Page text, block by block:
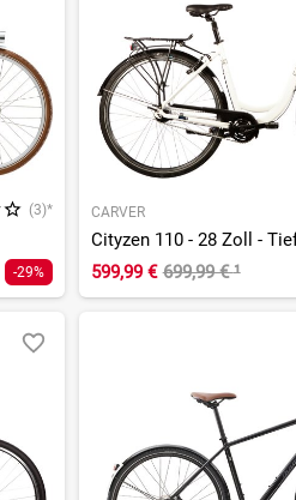
(3)*
-29%
CARVER
Cityzen 110 - 28 Zoll -
599,99 € 699,99 €¹